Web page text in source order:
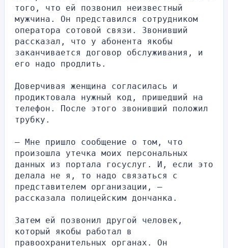
того, что ей позвонил неизвестный
мужчина. Он представился сотрудником
оператора сотовой связи. Звонивший
рассказал, что у абонента якобы
заканчивается договор обслуживания, и
его надо продлить.
Доверчивая женщина согласилась и
продиктовала нужный код, пришедший на
телефон. После этого звонивший положил
трубку.
— Мне пришло сообщение о том, что
произошла утечка моих персональных
данных из портала госуслуг. И, если это
делала не я, то надо связаться с
представителем организации, —
рассказала полицейским дончанка.
Затем ей позвонил другой человек,
который якобы работал в
правоохранительных органах. Он